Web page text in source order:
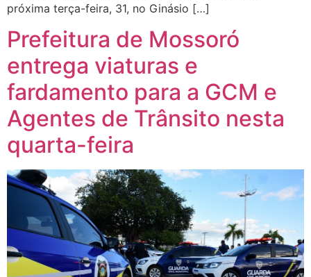
próxima terça-feira, 31, no Ginásio […]
Prefeitura de Mossoró
entrega viaturas e
fardamento para a GCM e
Agentes de Trânsito nesta
quarta-feira